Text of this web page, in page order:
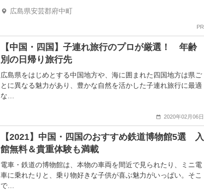
広島県安芸郡府中町
PR
【中国・四国】子連れ旅行のプロが厳選！ 年齢
別の日帰り旅行先
広島県をはじめとする中国地方や、海に囲まれた四国地方は県ご
とに異なる魅力があり、豊かな自然を活かした子連れ旅行に最適
な…
2020年02月06日
【2021】中国・四国のおすすめ鉄道博物館5選 入
館無料＆貴重体験も満載
電車・鉄道の博物館は、本物の車両を間近で見られたり、ミニ電
車に乗れたりと、乗り物好きな子供が喜ぶ魅力がいっぱい。そこ
で…